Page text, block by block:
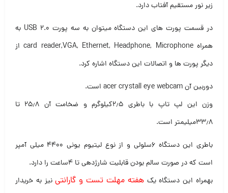
زیر نور مستقیم آفتاب دارد.
در قسمت پورت های این دستگاه میتوان به سه پورت USB 2.0 به
همراه card reader,VGA, Ethernet, Headphone, Microphone از
دیگر پورت ها و اتصالات این دستگاه اشاره کرد.
دوربین آن acer crystall eye webcam است.
وزن این لپ تاپ با باطری ۲٫۵کیلوگرم و ضخامت آن ۲۵٫۸ تا
۳۳٫۸میلیمتر است.
باطری این دستگاه ۶سلولی و از نوع لیتیوم یونی ۴۴۰۰ میلی آمپر
است که در صورت سالم بودن قابلیت شارژدهی تا ۴ساعت را دارد.
بهمراه این دستگاه یک هفته مهلت تست و گارانتینیز به خریدار